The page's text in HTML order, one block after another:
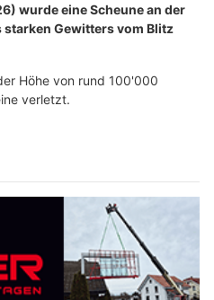
wurde eine Scheune an der
Gewitters vom Blitz
Höhe von rund 100'000
verletzt.